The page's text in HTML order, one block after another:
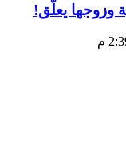
وزوجها يعلّق!